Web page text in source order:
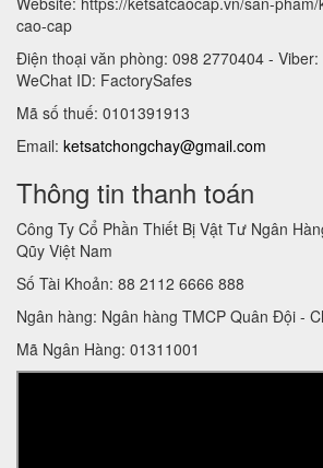
cao-cap
Điện thoại văn phòng: 098 2770404 -
WeChat ID: FactorySafes
Mã số thuế: 0101391913
Email: ketsatchongchay@gmail.com
Thông tin thanh toán
Công Ty Cổ Phần Thiết Bị Vật Tư Ngân
Qũy Việt Nam
Số Tài Khoản: 88 2112 6666 888
Ngân hàng: Ngân hàng TMCP Quân Đội -
Mã Ngân Hàng: 01311001